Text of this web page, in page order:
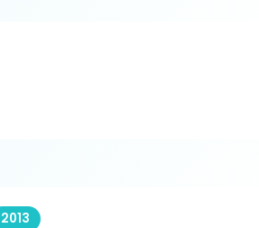
2013